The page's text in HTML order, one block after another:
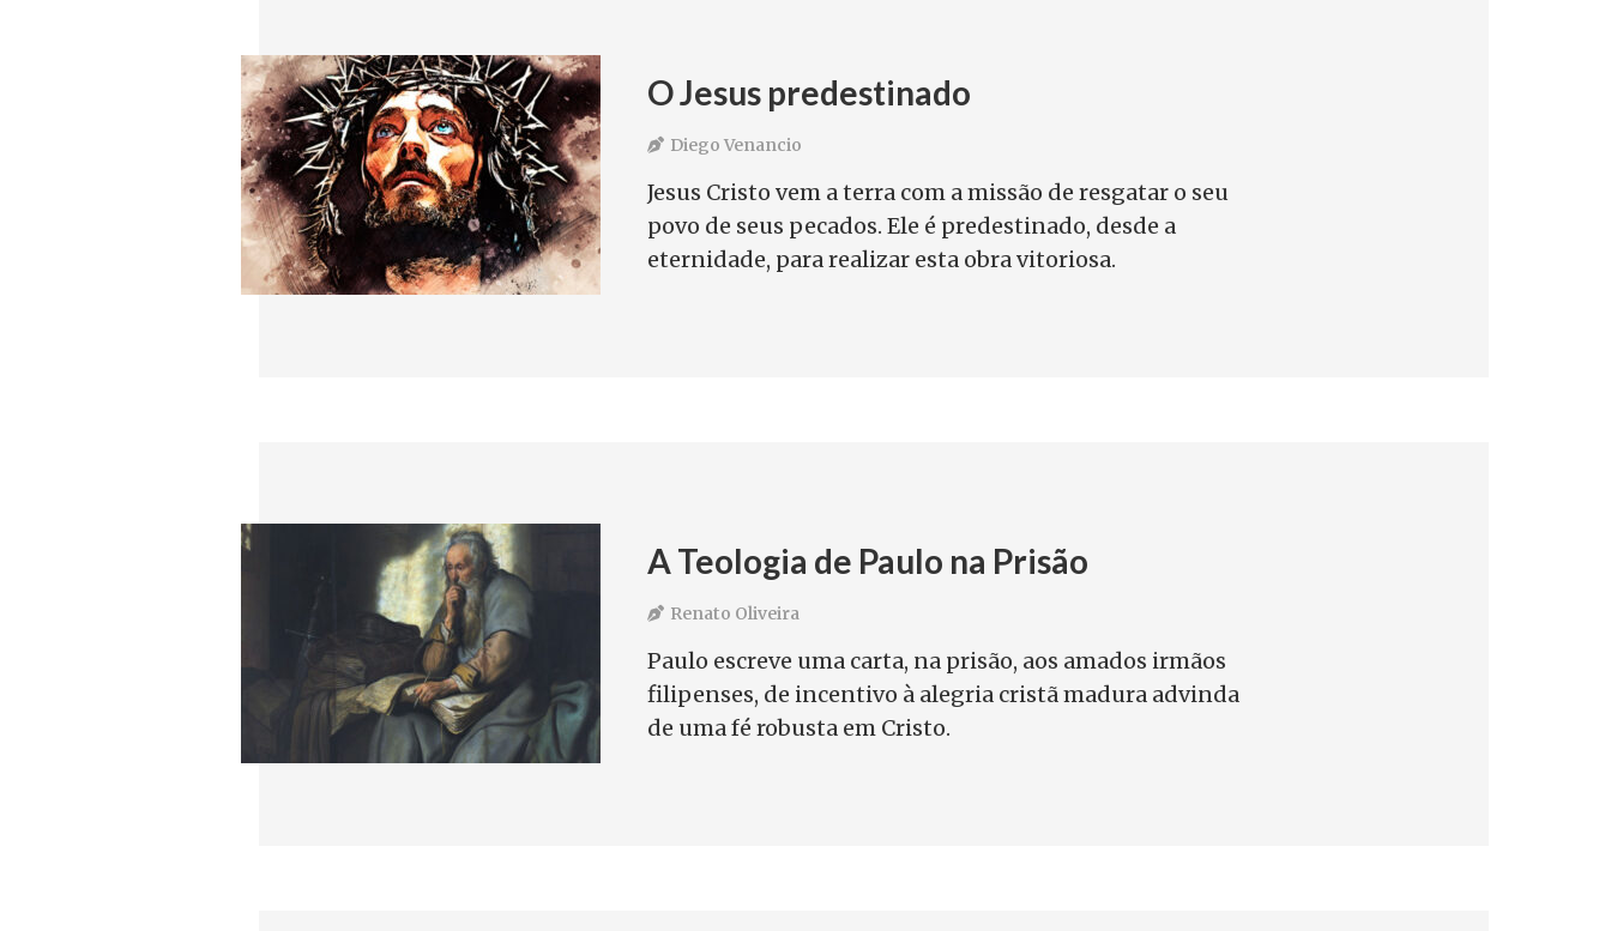
O Jesus predestinado
Diego Venancio
Jesus Cristo vem a terra com a missão de resgatar o seu
povo de seus pecados. Ele é predestinado, desde a
eternidade, para realizar esta obra vitoriosa.
A Teologia de Paulo na Prisão
Renato Oliveira
Paulo escreve uma carta, na prisão, aos amados irmãos
filipenses, de incentivo à alegria cristã madura advinda
de uma fé robusta em Cristo.